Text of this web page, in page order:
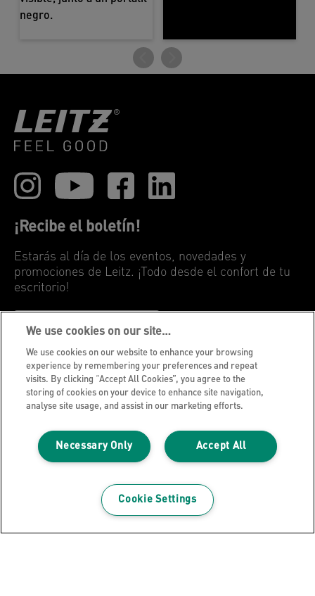
¡Recibe el boletín!
Estarás al día de los eventos, novedades y
promociones de Leitz. ¡Todo desde el confort de tu
escritorio!
SUSCRIBIRTE AHORA
Aviso de privacidad
Politica de Cookies
Aviso legal
Declaración de propiedad
Gestionar mis datos
Trabaja con nosotros
We use cookies on our site…
We use cookies on our website to enhance your browsing
experience by remembering your preferences and repeat
visits. By clicking “Accept All Cookies”, you agree to the
storing of cookies on your device to enhance site navigation,
analyse site usage, and assist in our marketing efforts.
Accept All
Necessary Only
Cookie Settings